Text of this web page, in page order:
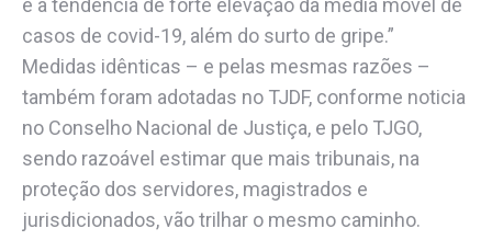
e a tendência de forte elevação da média móvel de
casos de covid-19, além do surto de gripe.”
Medidas idênticas – e pelas mesmas razões –
também foram adotadas no TJDF, conforme noticia
no Conselho Nacional de Justiça, e pelo TJGO,
sendo razoável estimar que mais tribunais, na
proteção dos servidores, magistrados e
jurisdicionados, vão trilhar o mesmo caminho.